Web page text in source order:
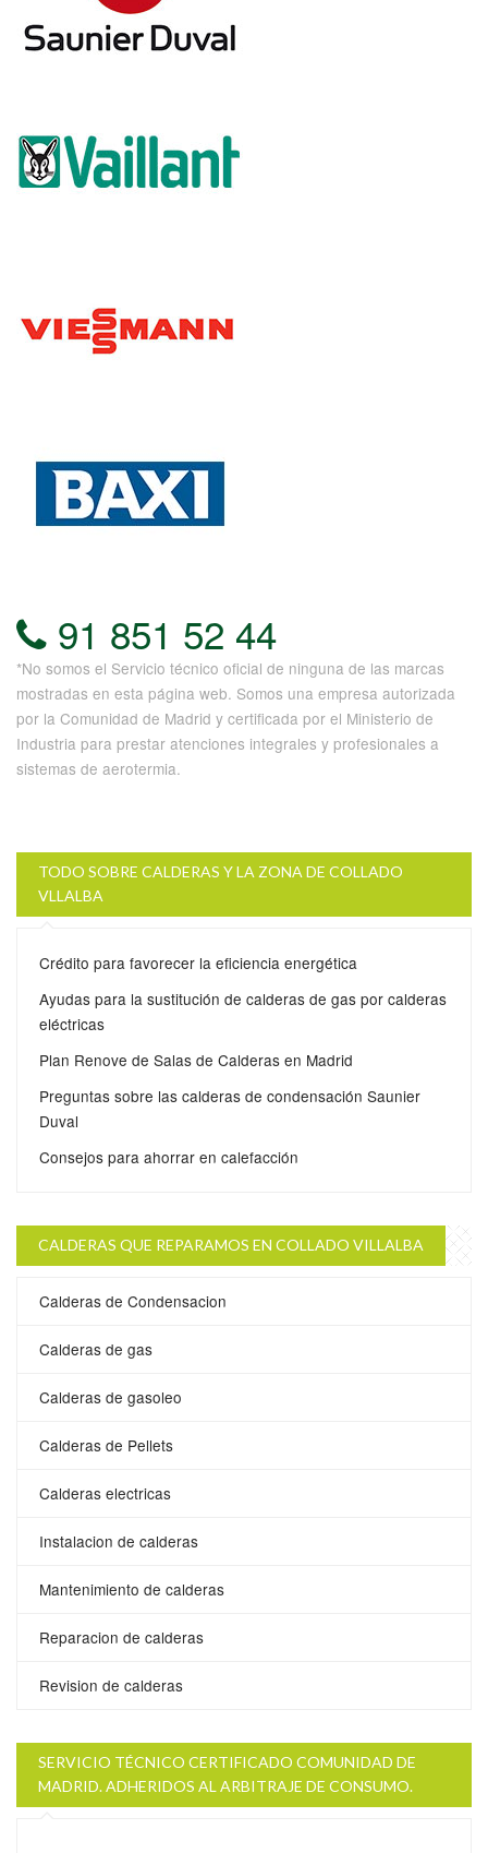
91 851 52 44
*No somos el Servicio técnico oficial de ninguna de las marcas
mostradas en esta página web. Somos una empresa autorizada
por la Comunidad de Madrid y certificada por el Ministerio de
Industria para prestar atenciones integrales y profesionales a
sistemas de aerotermia.
TODO SOBRE CALDERAS Y LA ZONA DE COLLADO
VLLALBA
Crédito para favorecer la eficiencia energética
Ayudas para la sustitución de calderas de gas por calderas
eléctricas
Plan Renove de Salas de Calderas en Madrid
Preguntas sobre las calderas de condensación Saunier
Duval
Consejos para ahorrar en calefacción
CALDERAS QUE REPARAMOS EN COLLADO VILLALBA
Calderas de Condensacion
Calderas de gas
Calderas de gasoleo
Calderas de Pellets
Calderas electricas
Instalacion de calderas
Mantenimiento de calderas
Reparacion de calderas
Revision de calderas
SERVICIO TÉCNICO CERTIFICADO COMUNIDAD DE
MADRID. ADHERIDOS AL ARBITRAJE DE CONSUMO.